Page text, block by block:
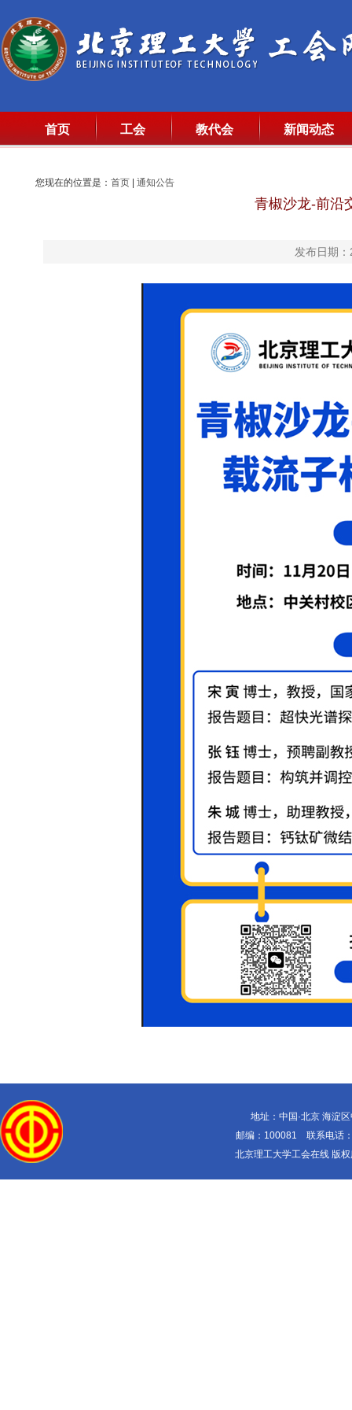
首页 工会 教代会 新闻动态
您现在的位置是： 首页 通知公告
青椒沙龙-前沿
发布日期
地址：中国·北京 海淀
邮编：100081 联系电话
北京理工大学工会在线 版